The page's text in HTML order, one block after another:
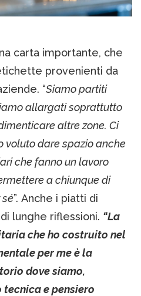
carta importante, che
provenienti da
“Siamo partiti
allargati soprattutto
altre zone. Ci
voluto dare spazio anche
che fanno un lavoro
a chiunque di
sé”. Anche i piatti di
lunghe riflessioni. “La
che ho costruito nel
per me è la
dove siamo,
e pensiero